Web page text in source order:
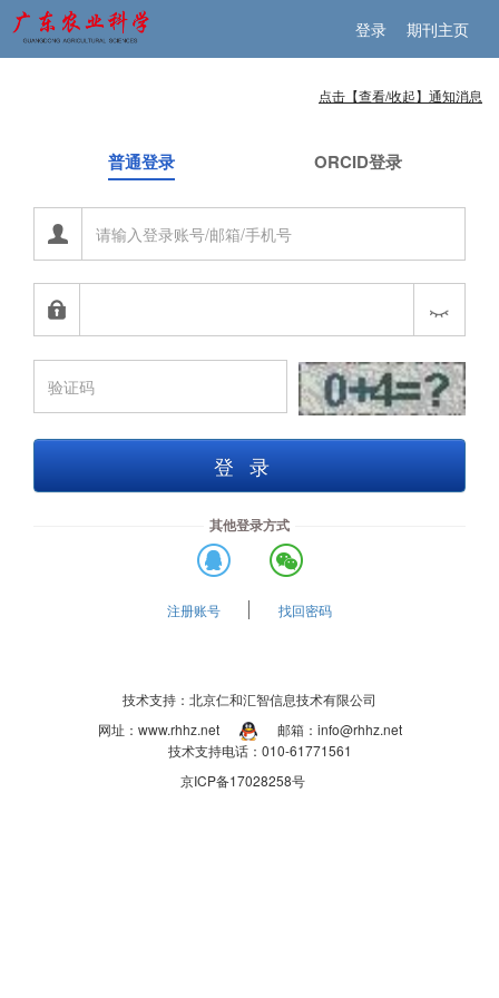
登录 期刊主页
点击【查看/收起】通知消息
普通登录 ORCID登录
登录
其他登录方式
注册账号 找回密码
技术支持：北京仁和汇智信息技术有限公司
网址：www.rhhz.net
邮箱：info@rhhz.net
技术支持电话：010-61771561
京ICP备17028258号